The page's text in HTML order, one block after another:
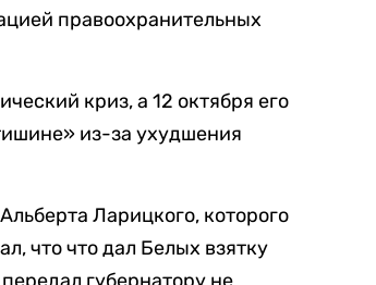
правоохранительных
криз, а 12 октября его
из-за ухудшения
Ларицкого, которого
что что дал Белых взятку